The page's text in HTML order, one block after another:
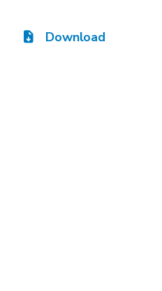
Download